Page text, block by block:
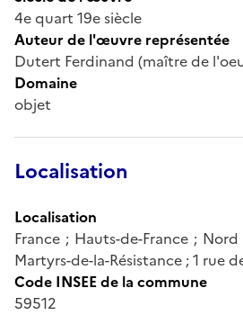
4e quart 19e siècle
Auteur de l'œuvre représentée
Dutert Ferdinand (maître de
Domaine
objet
Localisation
Localisation
France ; Hauts-de-France ;
Martyrs-de-la-Résistance ; 1 rue
Code INSEE de la commune
59512